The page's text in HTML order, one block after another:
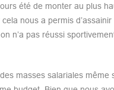
été de monter au plus
nous a permis d’assainir
n’a pas réussi
masses salariales même